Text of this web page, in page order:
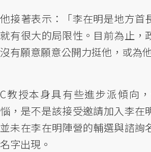
他接著表示：「李在明是地方首
就有很大的局限性。目前為止，
沒有願意願意公開力挺他，或為他
C教授本身具有些進步派傾向
惱，是不是該接受邀請加入李在
並未在李在明陣營的輔選與諮詢
名字出現。